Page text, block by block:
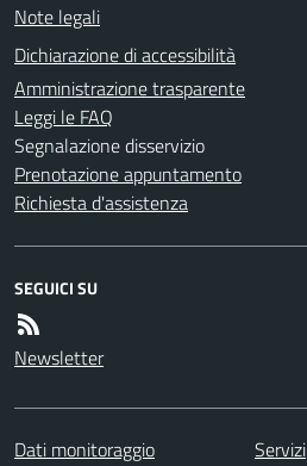
Note legali
Dichiarazione di accessibilità
Amministrazione trasparente
Leggi le FAQ
Segnalazione disservizio
Prenotazione appuntamento
Richiesta d'assistenza
SEGUICI SU
Newsletter
Dati monitoraggio Servizi